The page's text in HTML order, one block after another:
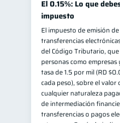
El 0.15%: Lo que
impuesto
El impuesto de emisión
transferencias
del Código Tributario,
personas como empresas
tasa de 1.5 por mil (RD
cada peso), sobre el valor
cualquier naturaleza
de intermediación
transferencias o pagos